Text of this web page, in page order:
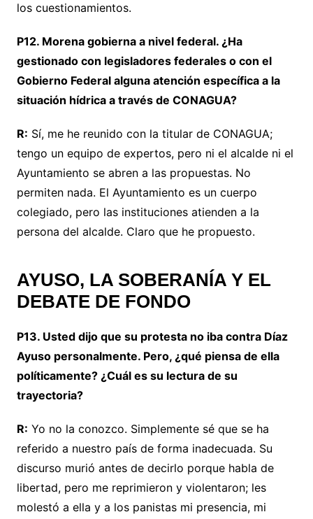
los cuestionamientos.
P12. Morena gobierna a nivel federal. ¿Ha
gestionado con legisladores federales o con el
Gobierno Federal alguna atención específica a la
situación hídrica a través de CONAGUA?
R: Sí, me he reunido con la titular de CONAGUA;
tengo un equipo de expertos, pero ni el alcalde ni el
Ayuntamiento se abren a las propuestas. No
permiten nada. El Ayuntamiento es un cuerpo
colegiado, pero las instituciones atienden a la
persona del alcalde. Claro que he propuesto.
AYUSO, LA SOBERANÍA Y EL
DEBATE DE FONDO
P13. Usted dijo que su protesta no iba contra Díaz
Ayuso personalmente. Pero, ¿qué piensa de ella
políticamente? ¿Cuál es su lectura de su
trayectoria?
R: Yo no la conozco. Simplemente sé que se ha
referido a nuestro país de forma inadecuada. Su
discurso murió antes de decirlo porque habla de
libertad, pero me reprimieron y violentaron; les
molestó a ella y a los panistas mi presencia, mi